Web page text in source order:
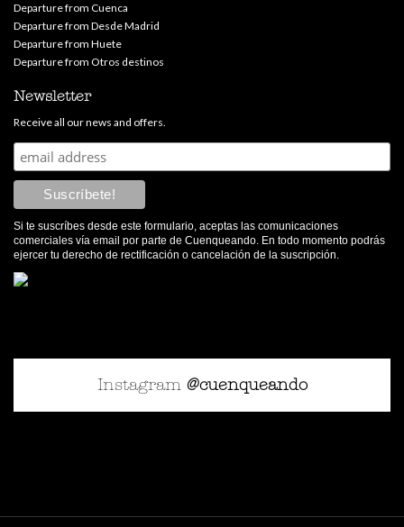
Departure from Cuenca
Departure from Desde Madrid
Departure from Huete
Departure from Otros destinos
Newsletter
Receive all our news and offers.
Si te suscríbes desde este formulario, aceptas las comunicaciones
comerciales vía email por parte de Cuenqueando. En todo momento podrás
ejercer tu derecho de rectificación o cancelación de la suscripción.
Instagram @cuenqueando